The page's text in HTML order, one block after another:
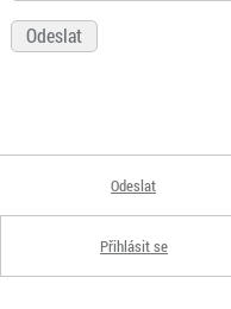
Odeslat
Přihlásit se